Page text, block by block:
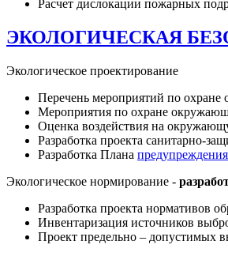
Расчет дислокации пожарных
ЭКОЛОГИЧЕСКАЯ
Экологическое проектирование
Перечень мероприятий по
Мероприятия по охране
Оценка воздействия на
Разработка проекта санитарно-
Разработка Плана
Экологическое нормирование -
Разработка проекта нормативов
Инвентаризация источников
Проект предельно – допустимых